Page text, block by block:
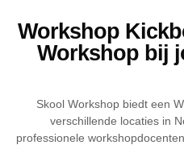
Workshop
Workshop bij
Skool Workshop biedt een
verschillende locaties in
professionele